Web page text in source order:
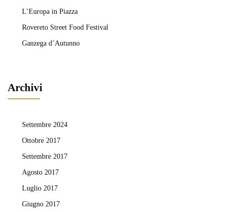
L’Europa in Piazza
Rovereto Street Food Festival
Ganzega d’Autunno
Archivi
Settembre 2024
Ottobre 2017
Settembre 2017
Agosto 2017
Luglio 2017
Giugno 2017